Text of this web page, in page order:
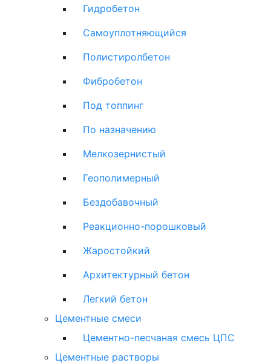
Гидробетон
Самоуплотняющийся
Полистиролбетон
Фибробетон
Под топпинг
По назначению
Мелкозернистый
Геополимерный
Бездобавочный
Реакционно-порошковый
Жаростойкий
Архитектурный бетон
Легкий бетон
Цементные смеси
Цементно-песчаная смесь ЦПС
Цементные растворы